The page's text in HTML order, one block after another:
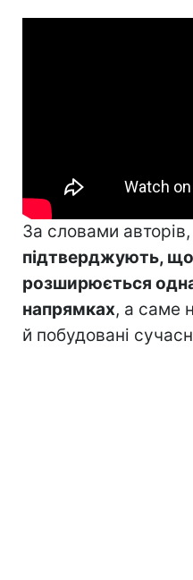
За словами авторів,
підтверджують, що
розширюється
напрямках, а саме
й побудовані